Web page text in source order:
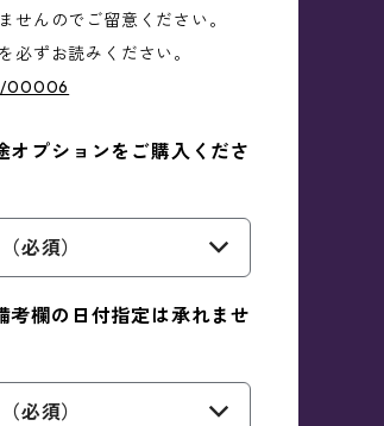
せんのでご留意ください。
必ずお読みください。
00006
オプションをご購入くださ
必須）
考欄の日付指定は承れませ
必須）